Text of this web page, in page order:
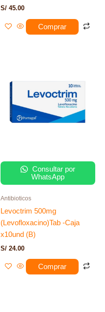
S/ 45.00
Comprar
Consultar por
WhatsApp
Antibioticos
Levoctrim 500mg
(Levofloxacino)Tab -Caja
x10und (B)
S/ 24.00
Comprar